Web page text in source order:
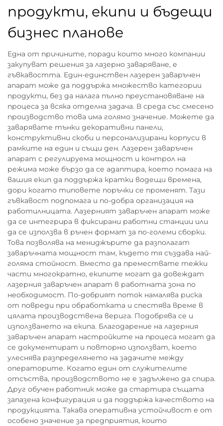
продукти, екипи и бъдещи
бизнес планове
Една от причините, поради които много компании
закупуват решения за лазерно заваряване, е
гъвкавостта. Един-единствен лазерен заваръчен
апарат може да поддържа множество категории
продукти, без да налага пълно преустановяване на
процеса за всяка отделна задача. В среда със смесено
производство това има голямо значение. Можете да
заварявате тънки декоративни панели,
конструктивни скоби и персонализирани корпуси в
рамките на един и същи ден. Лазерен заваръчен
апарат с регулируема мощност и контрол на
режима може бързо да се адаптира, което помага на
вашия екип да поддържа кратки водещи времена,
дори когато типовете поръчки се променят. Тази
гъвкавост подпомага и по-добра организация на
работилницата. Лазерният заваръчен апарат може
да се интегрира в фиксирани работни станции или
да се използва в ръчен формат за по-големи сборки.
Това позволява на мениджърите да разполагат
заваръчната мощност там, където тя създава най-
голяма стойност. Вместо да премествате тежки
части многократно, екипите могат да довеждат
лазерния заваръчен апарат в работната зона по
необходимост. По-добрият поток намалява риска
от повреди при обработката и спестява време в
цялата производствена верига. Подобрява се и
използването на екипа. Благодарение на лазерния
заваръчен апарат настройките на процеса могат да
се документират и повторно използват, което
улеснява разпределянето на задачите между
операторите. Когато един от служителите
отсъства, производството не е задължено да спира.
Друг обучен работник може да стартира същата
запазена конфигурация и да поддържа качеството на
продукцията. Такава оперативна устойчивост е от
особено значение за предприятия, които